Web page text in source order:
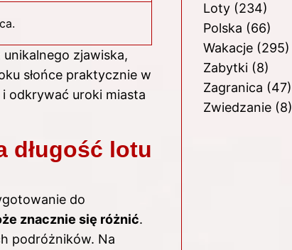
zjawiska,
słońce praktycznie w
i odkrywać uroki miasta
długość lotu
do
znacznie się różnić.
podróżników. Na
Loty(234)
Polska (66)
Wakacje(295)
Zabytki(8)
Zagranica (47)
Zwiedzanie(8)